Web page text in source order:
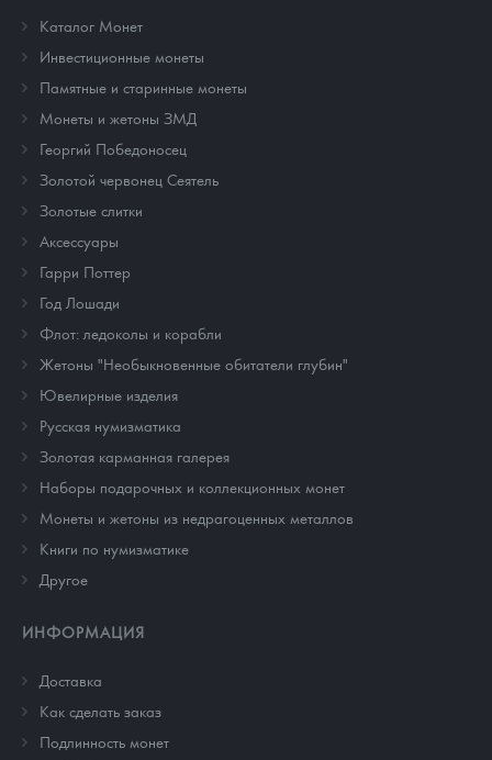
Каталог Монет
Инвестиционные монеты
Памятные и старинные монеты
Монеты и жетоны ЗМД
Георгий Победоносец
Золотой червонец Сеятель
Золотые слитки
Аксессуары
Гарри Поттер
Год Лошади
Флот: ледоколы и корабли
Жетоны "Необыкновенные обитатели глубин"
Ювелирные изделия
Русская нумизматика
Золотая карманная галерея
Наборы подарочных и коллекционных монет
Монеты и жетоны из недрагоценных металлов
Книги по нумизматике
Другое
ИНФОРМАЦИЯ
Доставка
Как сделать заказ
Подлинность монет